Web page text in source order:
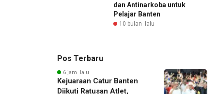
dan Antinarkoba untuk
Pelajar Banten
10 bulan lalu
Pos Terbaru
6 jam lalu
Kejuaraan Catur Banten
Diikuti Ratusan Atlet,